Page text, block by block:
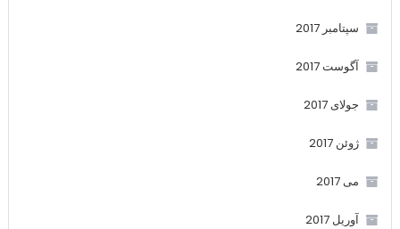
سپتامبر 2017
آگوست 2017
جولای 2017
ژوئن 2017
می 2017
آوریل 2017